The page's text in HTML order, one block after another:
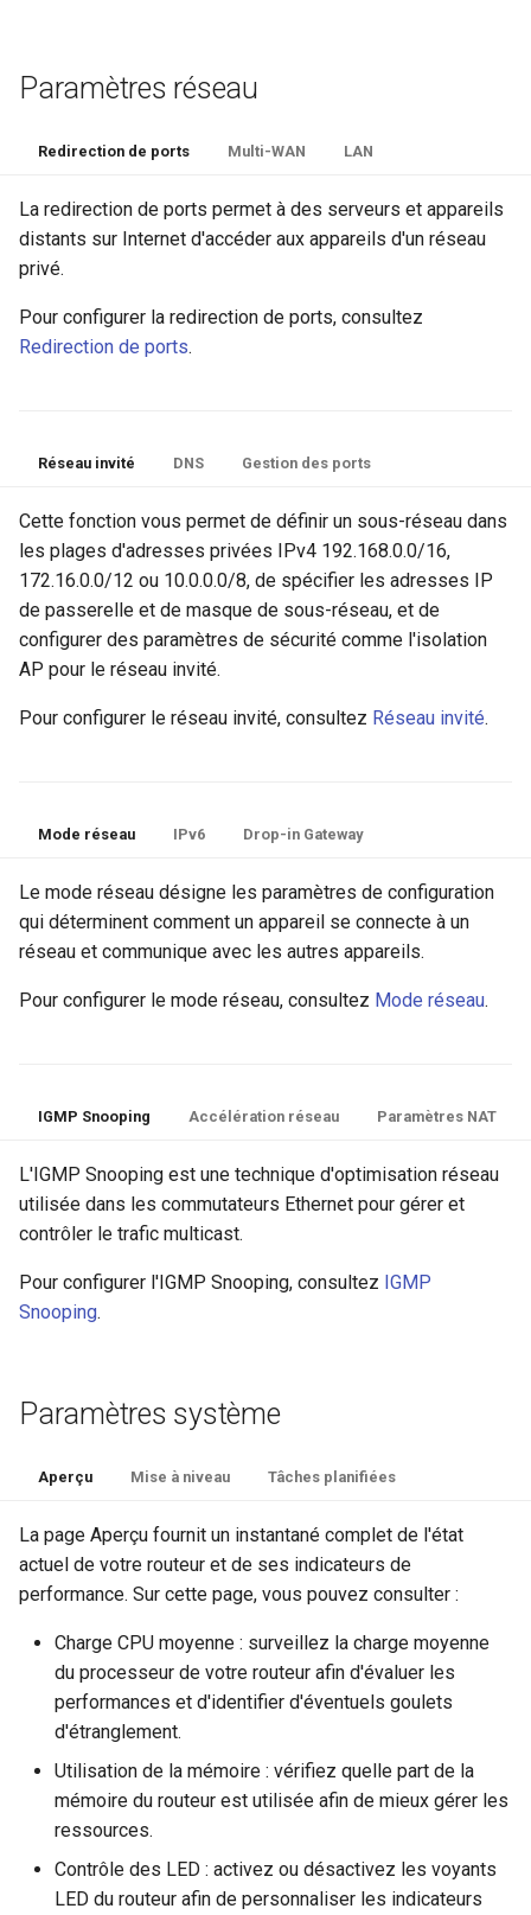
Paramètres réseau
Redirection de ports Multi-WAN LAN
La redirection de ports permet à des serveurs et appareils
distants sur Internet d'accéder aux appareils d'un réseau
privé.
Pour configurer la redirection de ports, consultez
Redirection de ports.
Réseau invité DNS Gestion des ports
Cette fonction vous permet de définir un sous-réseau dans
les plages d'adresses privées IPv4 192.168.0.0/16,
172.16.0.0/12 ou 10.0.0.0/8, de spécifier les adresses IP
de passerelle et de masque de sous-réseau, et de
configurer des paramètres de sécurité comme l'isolation
AP pour le réseau invité.
Pour configurer le réseau invité, consultez Réseau invité.
Mode réseau IPv6 Drop-in Gateway
Le mode réseau désigne les paramètres de configuration
qui déterminent comment un appareil se connecte à un
réseau et communique avec les autres appareils.
Pour configurer le mode réseau, consultez Mode réseau.
IGMP Snooping Accélération réseau Paramètres NAT
L'IGMP Snooping est une technique d'optimisation réseau
utilisée dans les commutateurs Ethernet pour gérer et
contrôler le trafic multicast.
Pour configurer l'IGMP Snooping, consultez IGMP
Snooping.
Paramètres système
Aperçu Mise à niveau Tâches planifiées
La page Aperçu fournit un instantané complet de l'état
actuel de votre routeur et de ses indicateurs de
performance. Sur cette page, vous pouvez consulter :
Charge CPU moyenne : surveillez la charge moyenne
du processeur de votre routeur afin d'évaluer les
performances et d'identifier d'éventuels goulets
d'étranglement.
Utilisation de la mémoire : vérifiez quelle part de la
mémoire du routeur est utilisée afin de mieux gérer les
ressources.
Contrôle des LED : activez ou désactivez les voyants
LED du routeur afin de personnaliser les indicateurs